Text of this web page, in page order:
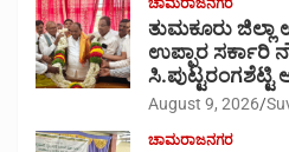
ಚಾಮರಾಜನಗರ
ತುಮಕೂರು ಜಿಲ್ಲಾ
ಉಪ್ಪಾರ
ಸಿ.ಪುಟ್ಟರಂಗಶೆಟ್ಟಿ
August 9, 2026
ಚಾಮರಾಜನಗರ